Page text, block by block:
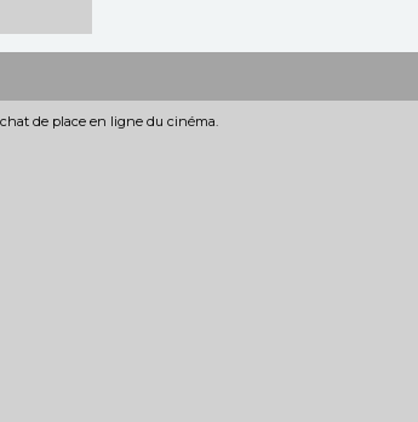
de place en ligne du cinéma.